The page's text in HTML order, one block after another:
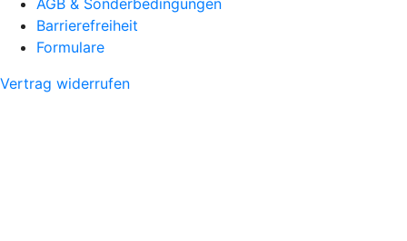
AGB & Sonderbedingungen
Barrierefreiheit
Formulare
Vertrag widerrufen